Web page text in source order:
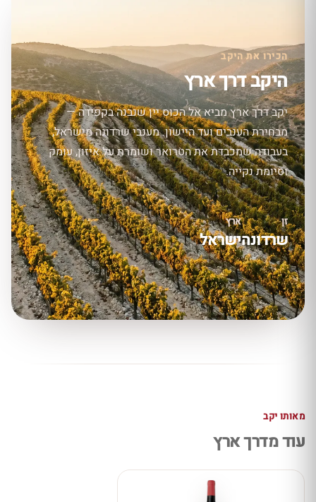
הכירו את היקב
היקב דרך ארץ
יקב דרך ארץ מביא אל הכוס יין שנבנה בקפידה —
מבחירת הענבים ועד היישון. מענבי שרדונה מישראל,
בעבודה שמכבדת את הטרואר ושומרת על איזון, עומק
וסיומת נקייה.
זן
שרדונה
ארץ
ישראל
מאותו יקב
עוד מדרך ארץ